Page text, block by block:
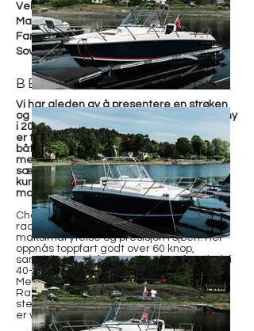
Vekt
3 500 KG
Materiale
Glassfiber
Farge
Ocean Green
Soveplasser
BESKRIVELSE
Vi har gleden av å presentere en strøken
og velutstyrt Cormate Chase 35 – levert ny
i 2023 og nå tilgjengelig for ny eier. Dette
er toppmodellen i Cormate-serien, og en
båt som kombinerer offshoreracing-DNA
med gjennomført komfort og design i
særklasse. Båten fremstår nær ny, med
kun ca. 75 timer på motorene og
motorgaranti frem til juni 2028.
Chase 35 er utviklet med klare
racinggener og 4:1-skrogforhold for
maksimal ytelse og presisjon i sjøen. Her
oppnås toppfart godt over 60 knop,
samtidig som båten cruiser komfortabelt i
40–50 knop. Twininstallasjonen med to
MerCruiser V8 350 hk motorer, Zero Effort
Racing-kontroller og det patenterte
steppede skroget gir en kjørefølelse som
er vanskelig å matche i denne klassen.